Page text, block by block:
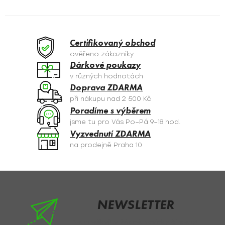
á
c
í
p
r
v
k
y
v
ý
p
s
Certifikovaný obchod
ověřeno zákazníky
Dárkové poukazy
v různých hodnotách
Doprava ZDARMA
při nákupu nad 2 500 Kč
Poradíme s výběrem
jsme tu pro Vás Po–Pá 9–18 hod.
Vyzvednutí ZDARMA
na prodejně Praha 10
NEWSLETTER